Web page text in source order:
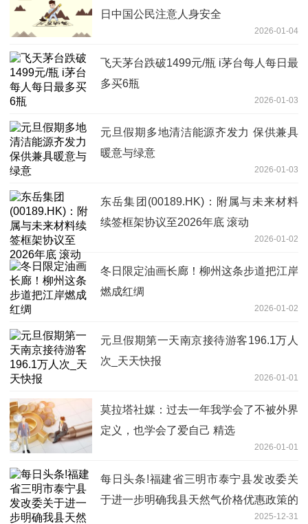
日中国公民注意人身安全
2026-01-04
飞天茅台跌破1499元/瓶 i茅台每人每日最
多买6瓶
2026-01-03
元旦假期多地清洁能源齐发力 保供兼具
暖意与绿意
2026-01-03
东岳集团(00189.HK)：附属与未来材料
续签框架协议至2026年底 滚动
2026-01-02
冬日限定油画长廊！柳州这条步道把江岸
燃成红绸
2026-01-02
元旦假期第一天南京接待游客196.1万人
次_天天快报
2026-01-01
莫拉塔社媒：过去一年我学会了不被外界
定义，也学会了爱自己 精选
2026-01-01
每日头条!福建省三明市泰宁县发改委关
于进一步明确我县天然气价格优惠政策的
2025-12-31